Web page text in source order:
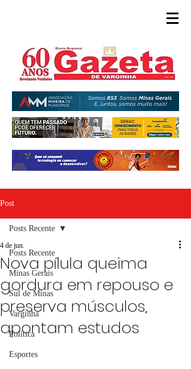
Post
Posts Recente
Minas Gerais
Sul de Minas
Varginha
Política
Esportes
Posts Recente
Nova pílula queima
gordura em repouso e
preserva músculos,
apontam estudos
4 de jun.